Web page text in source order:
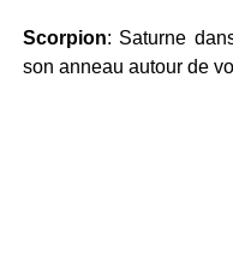
Scorpion: Saturne
son anneau autour de